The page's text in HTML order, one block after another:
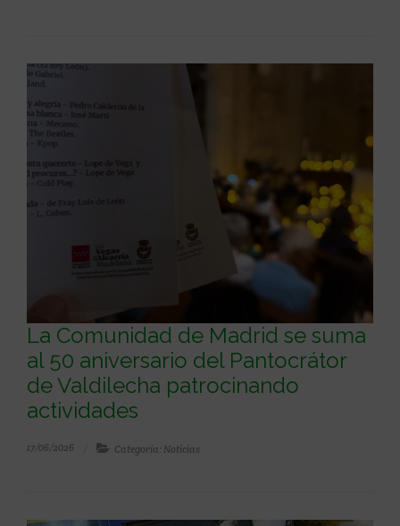
La Comunidad de Madrid se suma
al 50 aniversario del Pantocrátor
de Valdilecha patrocinando
actividades
17/06/2026 Categoría: Noticias